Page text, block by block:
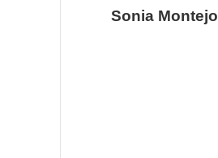
Sonia Montejo